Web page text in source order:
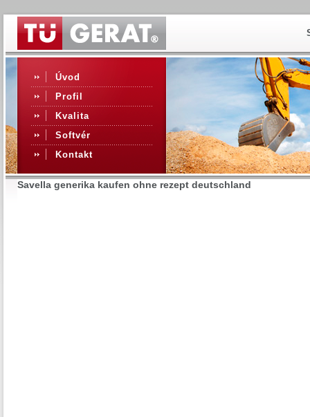
Úvod
Profil
Kvalita
Softvér
Kontakt
Savella generika kaufen ohne rezept deutschland